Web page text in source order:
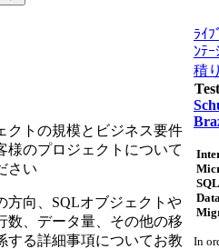
クトの規模とビジネス要件
様のプロジェクトについて
さい
方向、SQLオブジェクトや
数、データ量、その他の移
する詳細事項についてお教
ﾗｲﾌ
ﾝﾃｰ
積
In